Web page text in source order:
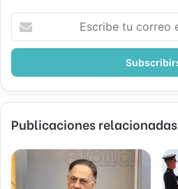
correo
Publicaciones relacionadas